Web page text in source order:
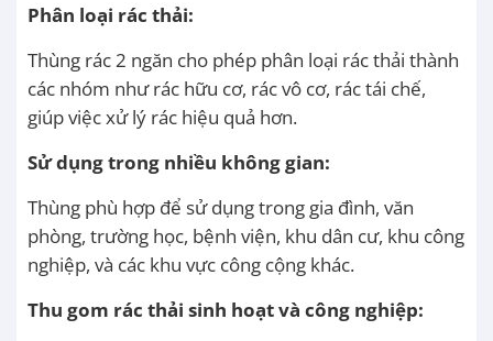
Phân loại rác thải:
Thùng rác 2 ngăn cho phép phân loại rác thải thành
các nhóm như rác hữu cơ, rác vô cơ, rác tái chế,
giúp việc xử lý rác hiệu quả hơn.
Sử dụng trong nhiều không gian:
Thùng phù hợp để sử dụng trong gia đình, văn
phòng, trường học, bệnh viện, khu dân cư, khu công
nghiệp, và các khu vực công cộng khác.
Thu gom rác thải sinh hoạt và công nghiệp: